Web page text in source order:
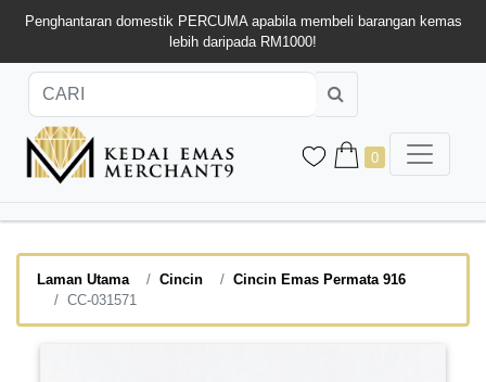
Penghantaran domestik PERCUMA apabila membeli barangan kemas
lebih daripada RM1000!
0
Laman Utama Cincin
Cincin Emas Permata 916
CC-031571